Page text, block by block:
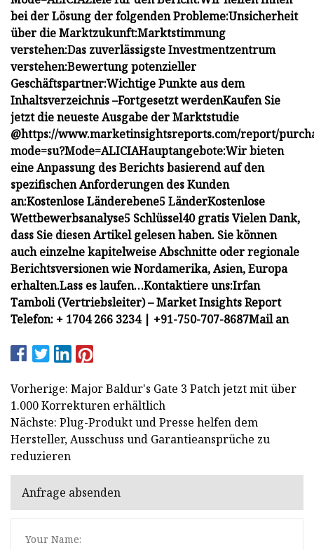
bei der Lösung der folgenden Probleme:Unsicherheit
über die Marktzukunft:Marktstimmung
verstehen:Das zuverlässigste Investmentzentrum
verstehen:Bewertung potenzieller
Geschäftspartner:Wichtige Punkte aus dem
Inhaltsverzeichnis –Fortgesetzt werdenKaufen Sie
jetzt die neueste Ausgabe der Marktstudie
@https://www.marketinsightsreports.com/report/
mode=su?Mode=ALICIAHauptangebote:Wir bieten
eine Anpassung des Berichts basierend auf den
spezifischen Anforderungen des Kunden
an:Kostenlose Länderebene5 LänderKostenlose
Wettbewerbsanalyse5 Schlüssel40 gratisVielen Dank,
dass Sie diesen Artikel gelesen haben. Sie können
auch einzelne kapitelweise Abschnitte oder regionale
Berichtsversionen wie Nordamerika, Asien, Europa
erhalten.Lass es laufen…Kontaktiere uns:Irfan
Tamboli (Vertriebsleiter) – Market Insights Report
Telefon: + 1704 266 3234 | +91-750-707-8687Mail an
Vorherige: Major Baldur's Gate 3 Patch jetzt mit über
1.000 Korrekturen erhältlich
Nächste: Plug-Produkt und Presse helfen dem
Hersteller, Ausschuss und Garantieansprüche zu
reduzieren
Anfrage absenden